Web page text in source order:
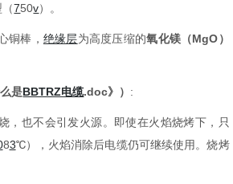
（750v）。
铜棒， 绝缘层为高度压缩的氧化镁（MgO）
是BBTRZ电缆.doc》） :
，也不会引发火源。即使在火焰烧烤下，只
83℃），火焰消除后电缆仍可继续使用。烧烤